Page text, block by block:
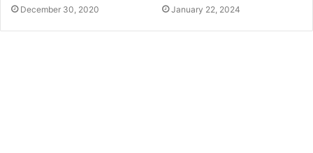
December 30, 2020 January 22, 2024